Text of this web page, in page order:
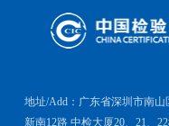
地址/Add：广东省深圳市南山
新南12路 中检大厦20、21、